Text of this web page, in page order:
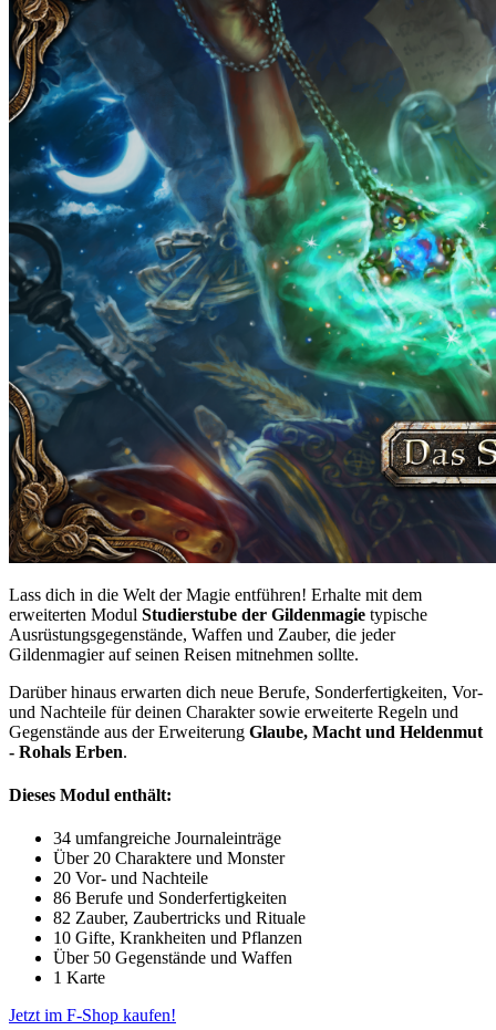
Lass dich in die Welt der Magie entführen! Erhalte mit dem
erweiterten Modul Studierstube der Gildenmagie typische
Ausrüstungsgegenstände, Waffen und Zauber, die jeder
Gildenmagier auf seinen Reisen mitnehmen sollte.
Darüber hinaus erwarten dich neue Berufe, Sonderfertigkeiten, Vor-
und Nachteile für deinen Charakter sowie erweiterte Regeln und
Gegenstände aus der Erweiterung Glaube, Macht und Heldenmut
- Rohals Erben.
Dieses Modul enthält:
34 umfangreiche Journaleinträge
Über 20 Charaktere und Monster
20 Vor- und Nachteile
86 Berufe und Sonderfertigkeiten
82 Zauber, Zaubertricks und Rituale
10 Gifte, Krankheiten und Pflanzen
Über 50 Gegenstände und Waffen
1 Karte
Jetzt im F-Shop kaufen!